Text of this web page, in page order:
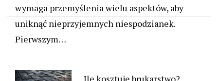
wymaga przemyślenia wielu aspektów, aby
uniknąć nieprzyjemnych niespodzianek.
Pierwszym…